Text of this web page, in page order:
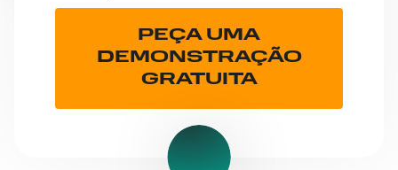
PEÇA UMA
DEMONSTRAÇÃO
GRATUITA